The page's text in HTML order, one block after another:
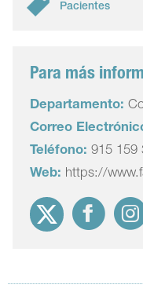
Pacientes
Para más
Departamento:
Correo
Teléfono: 915 159
Web: https://